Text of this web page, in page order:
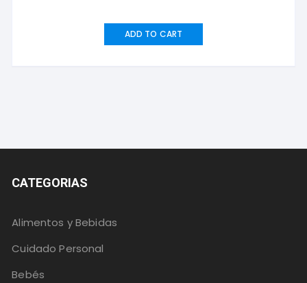
ADD TO CART
CATEGORIAS
Alimentos y Bebidas
Cuidado Personal
Bebés